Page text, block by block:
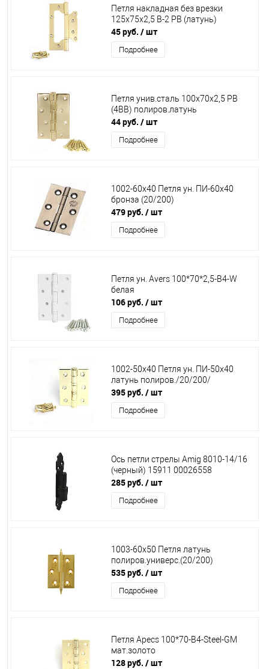
Петля накладная без врезки
125х75х2,5 В-2 РB (латунь)
45 руб. / шт
Подробнее
Петля унив.сталь 100х70х2,5 РВ
(4ВВ) полиров.латунь
44 руб. / шт
Подробнее
1002-60х40 Петля ун. ПИ-60х40
бронза (20/200)
479 руб. / шт
Подробнее
Петля ун. Avers 100*70*2,5-В4-W
белая
106 руб. / шт
Подробнее
1002-50х40 Петля ун. ПИ-50х40
латунь полиров./20/200/
395 руб. / шт
Подробнее
Ось петли стрелы Amig 8010-14/16
(черный) 15911 00026558
285 руб. / шт
Подробнее
1003-60х50 Петля латунь
полиров.универс.(20/200)
535 руб. / шт
Подробнее
Петля Apecs 100*70-В4-Steel-GM
мат.золото
128 руб. / шт